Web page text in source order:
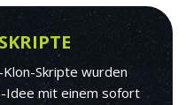
Skripte wurden
Idee mit einem sofort